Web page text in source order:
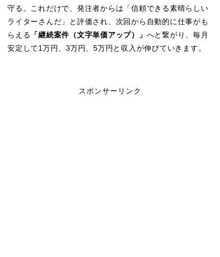
守る。これだけで、発注者からは「信頼できる素晴らしい
ライターさんだ」と評価され、次回から自動的に仕事がも
らえる
「継続案件（文字単価アップ）」 へと繋がり、毎月
安定して1万円、3万円、5万円と収入が伸びていきます。
スポンサーリンク